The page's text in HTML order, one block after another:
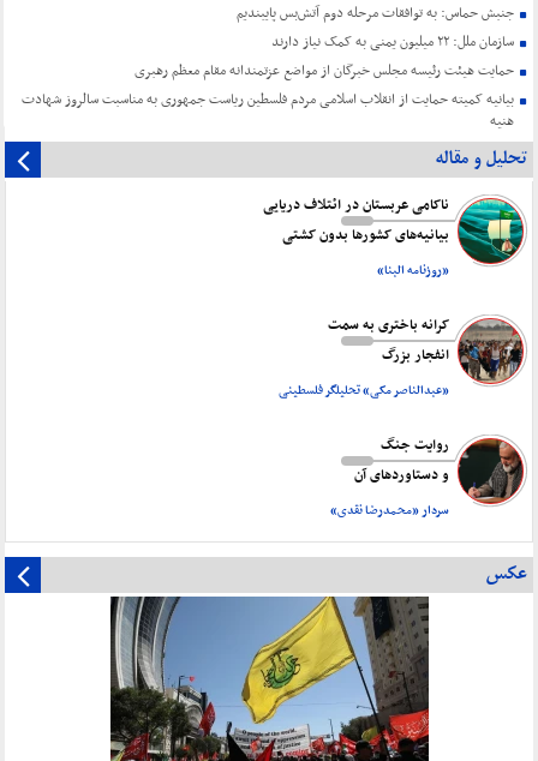
جنبش حماس: به توافقات مرحله دوم آتش‌بس پایبندیم
سازمان ملل: ۲۲ میلیون یمنی به کمک نیاز دارند
حمایت هیئت رئیسه مجلس خبرگان از مواضع عزتمندانه مقام معظم رهبری
بیانیه کمیته حمایت از انقلاب اسلامی مردم فلسطین ریاست جمهوری به مناسبت سالروز شهادت
هنیه
تحلیل و مقاله
ناکامی عربستان در ائتلاف دریایی
بیانیه‌های کشورها بدون کشتی
«روزنامه البنا»
کرانه باختری به سمت
انفجار بزرگ
«عبدالناصر مکی» تحلیلگر فلسطینی
روایت جنگ
و دستاورد‌های آن
سردار «محمدرضا نقدی»
عکس